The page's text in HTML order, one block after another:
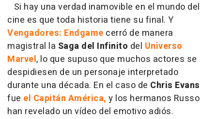
Si hay una verdad inamovible en el mundo del
cine es que toda historia tiene su final. Y
Vengadores: Endgame cerró de manera
magistral la Saga del Infinito del Universo
Marvel, lo que supuso que muchos actores se
despidiesen de un personaje interpretado
durante una década. En el caso de Chris Evans
fue el Capitán América, y los hermanos Russo
han revelado un vídeo del emotivo adiós.